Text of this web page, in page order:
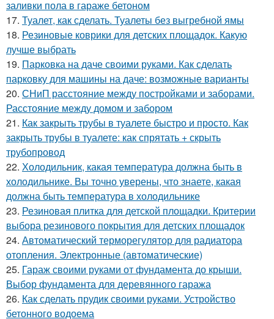
заливки пола в гараже бетоном
17. Туалет, как сделать. Туалеты без выгребной ямы
18. Резиновые коврики для детских площадок. Какую
лучше выбрать
19. Парковка на даче своими руками. Как сделать
парковку для машины на даче: возможные варианты
20. СНиП расстояние между постройками и заборами.
Расстояние между домом и забором
21. Как закрыть трубы в туалете быстро и просто. Как
закрыть трубы в туалете: как спрятать + скрыть
трубопровод
22. Холодильник, какая температура должна быть в
холодильнике. Вы точно уверены, что знаете, какая
должна быть температура в холодильнике
23. Резиновая плитка для детской площадки. Критерии
выбора резинового покрытия для детских площадок
24. Автоматический терморегулятор для радиатора
отопления. Электронные (автоматические)
25. Гараж своими руками от фундамента до крыши.
Выбор фундамента для деревянного гаража
26. Как сделать прудик своими руками. Устройство
бетонного водоема